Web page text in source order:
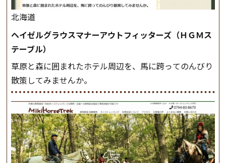
北海道
ヘイゼルグラウスマナーアウトフィッターズ（ＨＧＭス
テーブル）
草原と森に囲まれたホテル周辺を、馬に跨ってのんびり
散策してみませんか。